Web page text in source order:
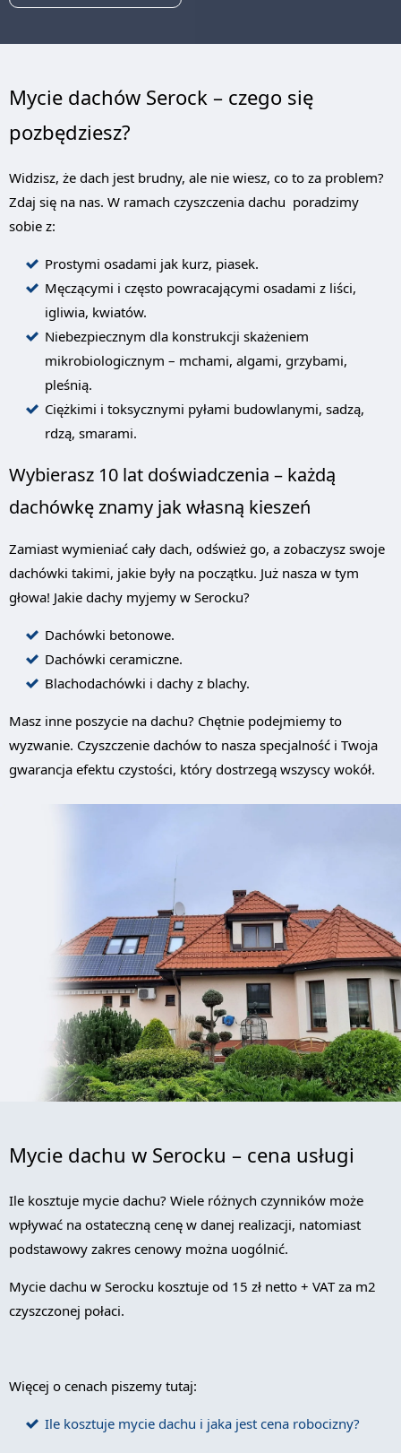
Mycie dachów Serock – czego się
pozbędziesz?
Widzisz, że dach jest brudny, ale nie wiesz, co to za problem?
Zdaj się na nas. W ramach czyszczenia dachu poradzimy
sobie z:
Prostymi osadami jak kurz, piasek.
Męczącymi i często powracającymi osadami z liści,
igliwia, kwiatów.
Niebezpiecznym dla konstrukcji skażeniem
mikrobiologicznym – mchami, algami, grzybami,
pleśnią.
Ciężkimi i toksycznymi pyłami budowlanymi, sadzą,
rdzą, smarami.
Wybierasz 10 lat doświadczenia – każdą
dachówkę znamy jak własną kieszeń
Zamiast wymieniać cały dach, odśwież go, a zobaczysz swoje
dachówki takimi, jakie były na początku. Już nasza w tym
głowa! Jakie dachy myjemy w Serocku?
Dachówki betonowe.
Dachówki ceramiczne.
Blachodachówki i dachy z blachy.
Masz inne poszycie na dachu? Chętnie podejmiemy to
wyzwanie. Czyszczenie dachów to nasza specjalność i Twoja
gwarancja efektu czystości, który dostrzegą wszyscy wokół.
Mycie dachu w Serocku – cena usługi
Ile kosztuje mycie dachu? Wiele różnych czynników może
wpływać na ostateczną cenę w danej realizacji, natomiast
podstawowy zakres cenowy można uogólnić.
Mycie dachu w Serocku kosztuje od 15 zł netto + VAT za m2
czyszczonej połaci.
Więcej o cenach piszemy tutaj:
Ile kosztuje mycie dachu i jaka jest cena robocizny?